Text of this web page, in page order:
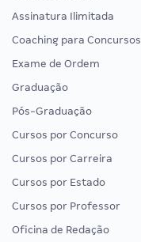
Assinatura Ilimitada
Coaching para Concursos
Exame de Ordem
Graduação
Pós-Graduação
Cursos por Concurso
Cursos por Carreira
Cursos por Estado
Cursos por Professor
Oficina de Redação